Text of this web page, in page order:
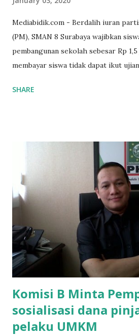
Mediabidik.com - Berdalih iuran
(PM), SMAN 8 Surabaya wajibkan
pembangunan sekolah sebesar Rp
membayar siswa tidak dapat ikut
SMAN 8 Jalan Iskandar Muda
Mujib menambahkan, akhirnya
uang tetangga 500 ribu, agar
"Kasihan dia sudah tidak punya ayah,
kerja sebagai pembantu rumah
agar uang bisa kembali,"ungkapnya.
penarikan uang iuran untuk
dibenarkan oleh Atika Fadhilah siswa
diwawancarai. "Benar, bilangnya wajib
terakh...
SHARE
Komisi B Minta
sosialisasi dana
pelaku UMKM